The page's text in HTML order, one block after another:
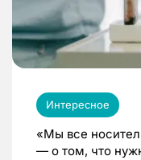
Интересное
«Мы все
— о том, что